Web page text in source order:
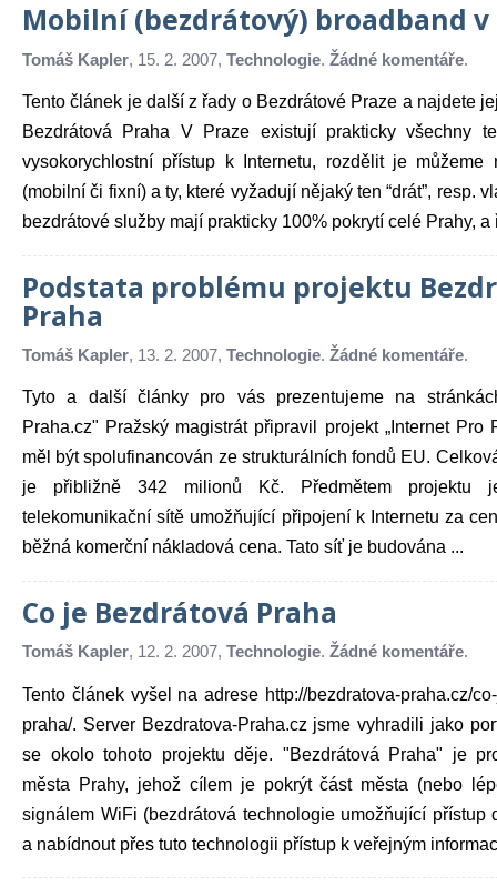
Mobilní (bezdrátový) broadband v
Tomáš Kapler, 15. 2. 2007, Technologie. Žádné komentáře.
Tento článek je další z řady o Bezdrátové Praze a najdete
Bezdrátová Praha V Praze existují prakticky všechny
vysokorychlostní přístup k Internetu, rozdělit je můžeme
(mobilní či fixní) a ty, které vyžadují nějaký ten “drát”, resp.
bezdrátové služby mají prakticky 100% pokrytí celé Prahy, a
Podstata problému projektu
Praha
Tomáš Kapler, 13. 2. 2007, Technologie. Žádné komentáře.
Tyto a další články pro vás prezentujeme na
Praha.cz" Pražský magistrát připravil projekt „Internet Pro
měl být spolufinancován ze strukturálních fondů EU.
je přibližně 342 milionů Kč. Předmětem projektu
telekomunikační sítě umožňující připojení k Internetu za
běžná komerční nákladová cena. Tato síť je budována ...
Co je Bezdrátová Praha
Tomáš Kapler, 12. 2. 2007, Technologie. Žádné komentáře.
Tento článek vyšel na adrese http://bezdratova-praha.cz/
praha/. Server Bezdratova-Praha.cz jsme vyhradili jako
se okolo tohoto projektu děje. "Bezdrátová Praha" je
města Prahy, jehož cílem je pokrýt část města (nebo
signálem WiFi (bezdrátová technologie umožňující přístup
a nabídnout přes tuto technologii přístup k veřejným